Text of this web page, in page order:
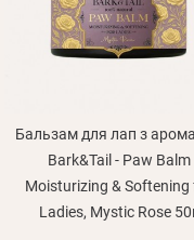
Бальзам для лап з
Bark&Tail - Paw Balm
Moisturizing & Softening
Ladies, Mystic Rose